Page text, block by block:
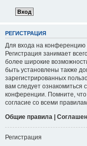
РЕГИСТРАЦИЯ
Для входа на конференцию
Регистрация занимает
более широкие
быть установлены также
зарегистрированных
вам следует ознакомиться
конференции. Помните,
согласие со всеми
Общие правила |
Регистрация